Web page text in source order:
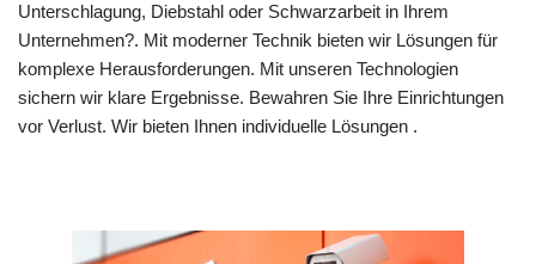
Unterschlagung, Diebstahl oder Schwarzarbeit in Ihrem
Unternehmen?. Mit moderner Technik bieten wir Lösungen für
komplexe Herausforderungen. Mit unseren Technologien
sichern wir klare Ergebnisse. Bewahren Sie Ihre Einrichtungen
vor Verlust. Wir bieten Ihnen individuelle Lösungen .